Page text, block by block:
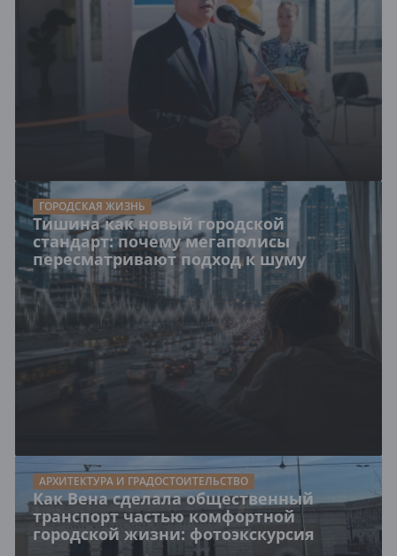
ГОРОДСКАЯ ЖИЗНЬ
Тишина как новый городской
стандарт: почему мегаполисы
пересматривают подход к шуму
АРХИТЕКТУРА И ГРАДОСТОИТЕЛЬСТВО
Как Вена сделала общественный
транспорт частью комфортной
городской жизни: фотоэкскурсия